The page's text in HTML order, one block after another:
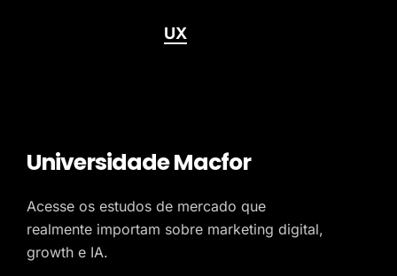
UX
Universidade Macfor
Acesse os estudos de mercado que
realmente importam sobre marketing digital,
growth e IA.